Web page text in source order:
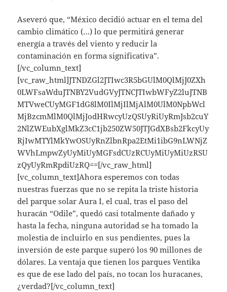
Aseveró que, “México decidió actuar en el tema del
cambio climático (…) lo que permitirá generar
energía a través del viento y reducir la
contaminación en forma significativa”.
[/vc_column_text]
[vc_raw_html]JTNDZGl2JTIwc3R5bGUlM0QlMjJ0ZXh
0LWFsaWduJTNBY2VudGVyJTNCJTIwbWFyZ2luJTNB
MTVweCUyMGF1dG8lM0IlMjIlMjAlM0UlM0NpbWcl
MjBzcmMlM0QlMjJodHRwcyUzQSUyRiUyRmJsb2cuY
2NlZWEubXglMkZ3cC1jb250ZW50JTJGdXBsb2FkcyUy
RjIwMTYlMkYwOSUyRnZlbnRpa2EtMi1ibG9nLWNjZ
WVhLmpwZyUyMiUyMGFsdCUzRCUyMiUyMiUzRSU
zQyUyRmRpdiUzRQ==[/vc_raw_html]
[vc_column_text]Ahora esperemos con todas
nuestras fuerzas que no se repita la triste historia
del parque solar Aura I, el cual, tras el paso del
huracán “Odile”, quedó casi totalmente dañado y
hasta la fecha, ninguna autoridad se ha tomado la
molestia de incluirlo en sus pendientes, pues la
inversión de este parque superó los 90 millones de
dólares. La ventaja que tienen los parques Ventika
es que de ese lado del país, no tocan los huracanes,
¿verdad?[/vc_column_text]